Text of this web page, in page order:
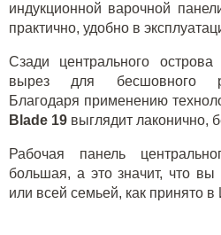
индукционной варочной
практично, удобно в
Сзади центрального
вырез для бесшовного
Благодаря применению
Blade 19 выглядит лаконично,
Рабочая панель
большая, а это значит, что вы
или всей семьей, как принято в